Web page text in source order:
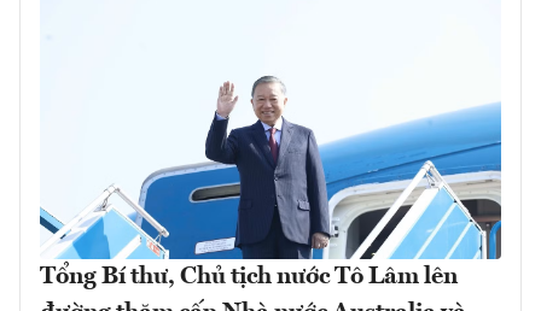
Tổng Bí thư, Chủ tịch nước Tô Lâm lên